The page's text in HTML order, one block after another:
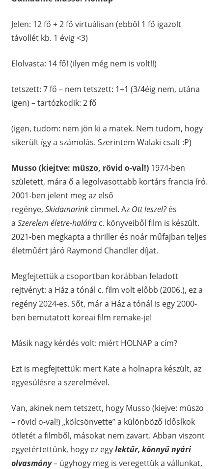
Jelen: 12 fő + 2 fő virtuálisan (ebből 1 fő igazolt
távollét kb. 1 évig <3)
Elolvasta: 14 fő! (ilyen még nem is volt!!)
tetszett: 7 fő – nem tetszett: 1+1 (3/4éig nem, utána
igen) – tartózkodik: 2 fő
(igen, tudom: nem jön ki a matek. Nem tudom, hogy
sikerült így a számolás. Szerintem Walaki csalt :P)
Musso (kiejtve: müszo, rövid o-val!)1974-ben
született, mára ő a legolvasottabb kortárs francia író.
2001-ben jelent meg az első
regénye, Skidamarinkcímmel. Az Ott leszel?és
a Szerelem életre-halálra c. könyveiből film is készült.
2021-ben megkapta a thriller és noár műfajban teljes
életműért járó Raymond Chandler díjat.
Megfejtettük a csoportban korábban feladott
rejtvényt: a Ház a tónál c. film volt előbb (2006.), ez a
regény 2024-es. Sőt, már a Ház a tónál is egy 2000-
ben bemutatott koreai film remake-je!
Másik nagy kérdés volt: miért HOLNAP a cím?
Ezt is megfejtettük: mert Kate a holnapra készült, az
egyesülésre a szerelmével.
Van, akinek nem tetszett, hogy Musso (kiejve: müszo
– rövid o-val!) „kölcsönvette” a különböző idősíkok
ötletét a filmből, másokat nem zavart. Abban viszont
egyetértettünk, hogy ez egylektűr, könnyű nyári
olvasmány– úgyhogy meg is veregettük a vállunkat,